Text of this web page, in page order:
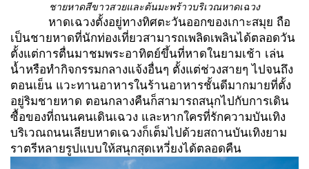
ชายหาดสีขาวสวยและต้นมะพร้าวบริเวณหาดเฉวง
หาดเฉวงตั้งอยู่ทางทิศตะวันออกของเกาะสมุย ถือ
เป็นชายหาดที่นักท่องเที่ยวสามารถเพลิดเพลินได้ตลอดวัน
ตั้งแต่การตื่นมาชมพระอาทิตย์ขึ้นที่หาดในยามเช้า เล่น
น้ำหรือทำกิจกรรมกลางแจ้งอื่นๆ ตั้งแต่ช่วงสายๆ ไปจนถึง
ตอนเย็น แวะทานอาหารในร้านอาหารชั้นดีมากมายที่ตั้ง
อยู่ริมชายหาด ตอนกลางคืนก็สามารถสนุกไปกับการเดิน
ซื้อของที่ถนนคนเดินเฉวง และหากใครที่รักความบันเทิง
บริเวณถนนเลียบหาดเฉวงก็เต็มไปด้วยสถานบันเทิงยาม
ราตรีหลายรูปแบบให้สนุกสุดเหวี่ยงได้ตลอดคืน